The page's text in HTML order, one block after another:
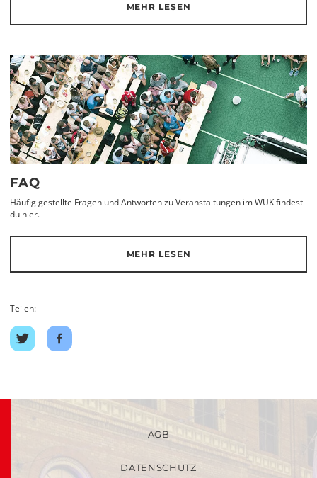
MEHR LESEN
FAQ
Häufig gestellte Fragen und Antworten zu Veranstaltungen im WUK findest
du hier.
MEHR LESEN
Teilen:
Auf
Twitter
Auf
Facebook
AGB
DATENSCHUTZ